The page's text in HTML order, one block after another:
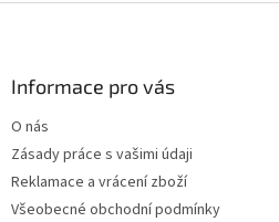
Informace pro vás
O nás
Zásady práce s vašimi údaji
Reklamace a vrácení zboží
Všeobecné obchodní podmínky